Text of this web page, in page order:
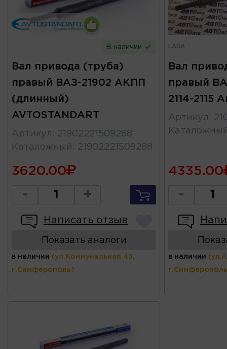
В наличии
Вал привода (труба)
правый ВАЗ-21902 АКПП
(длинный)
AVTOSTANDART
Артикул : 21902221509288
Каталожный : 21902221509288
3620.00
- +
Написать отзыв
Показать аналоги
в наличии (ул.Коммунальная 43,
г.Симферополь)
LADA
Вал
правый
2114-2115
Артикул :
4335.00
-
в наличии